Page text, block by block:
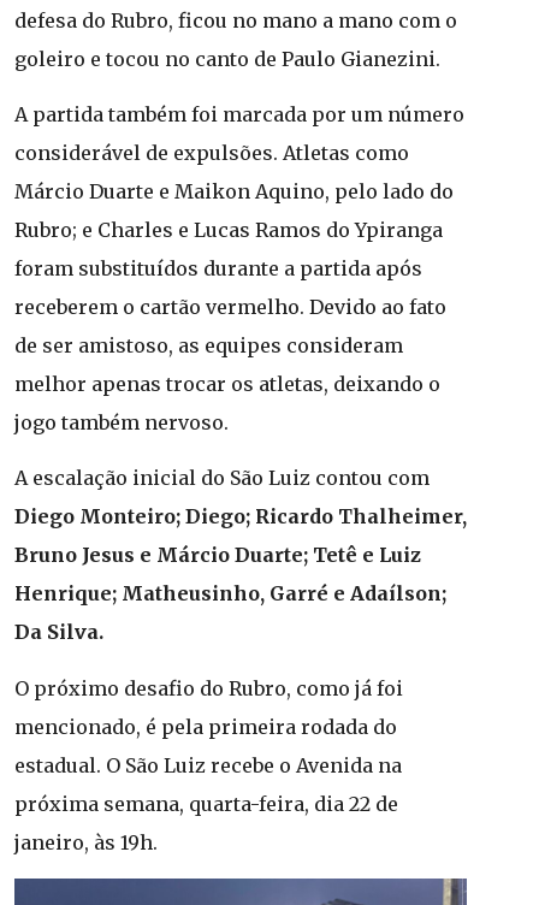
defesa do Rubro, ficou no mano a mano com o
goleiro e tocou no canto de Paulo Gianezini.
A partida também foi marcada por um número
considerável de expulsões. Atletas como
Márcio Duarte e Maikon Aquino, pelo lado do
Rubro; e Charles e Lucas Ramos do Ypiranga
foram substituídos durante a partida após
receberem o cartão vermelho. Devido ao fato
de ser amistoso, as equipes consideram
melhor apenas trocar os atletas, deixando o
jogo também nervoso.
A escalação inicial do São Luiz contou com
Diego Monteiro; Diego; Ricardo Thalheimer,
Bruno Jesus e Márcio Duarte; Tetê e Luiz
Henrique; Matheusinho, Garré e Adaílson;
Da Silva.
O próximo desafio do Rubro, como já foi
mencionado, é pela primeira rodada do
estadual. O São Luiz recebe o Avenida na
próxima semana, quarta-feira, dia 22 de
janeiro, às 19h.